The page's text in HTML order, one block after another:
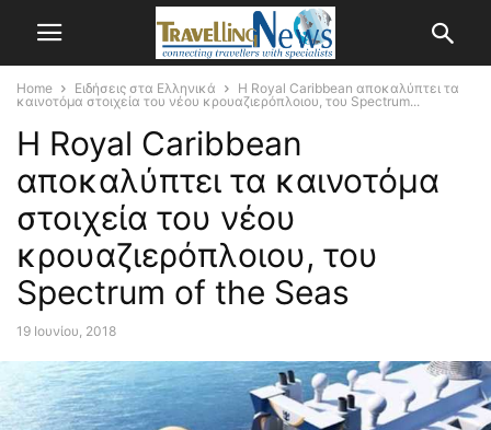
Home Ειδήσεις στα Ελληνικά
Η Royal Caribbean αποκαλύπτει τα
καινοτόμα στοιχεία του νέου κρουαζιερόπλοιου, του Spectrum...
Η Royal Caribbean
αποκαλύπτει τα καινοτόμα
στοιχεία του νέου
κρουαζιερόπλοιου, του
Spectrum of the Seas
19 Ιουνίου, 2018